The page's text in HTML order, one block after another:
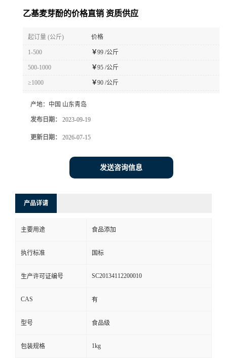
乙基麦芽酚的价格直销 资质供应
起订量 (公斤) 价格
1-500 ￥99 /公斤
500-1000 ￥95 /公斤
≥1000 ￥90 /公斤
产地： 中国 山东青岛
发布日期： 2023-09-19
更新日期： 2026-07-15
发送咨询信息
产品详请
主要用途 食品添加
执行标准 国标
生产许可证编号 SC20134112200010
CAS 有
型号 食品级
包装规格 1kg